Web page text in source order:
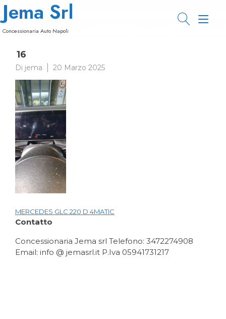
Passa
contenuto
Jema Srl
Concessionaria Auto Napoli
16
Di jema 20 Marzo 2025
Navigazione
articoli
MERCEDES GLC 220 D 4MATIC
Contatto
Concessionaria Jema srl Telefono: 3472274908
Email: info @ jemasrl.it P.Iva 05941731217